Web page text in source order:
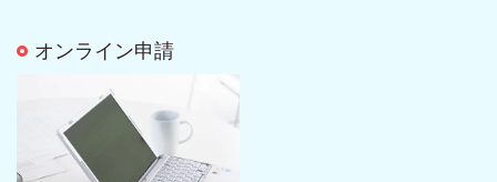
オンライン申請